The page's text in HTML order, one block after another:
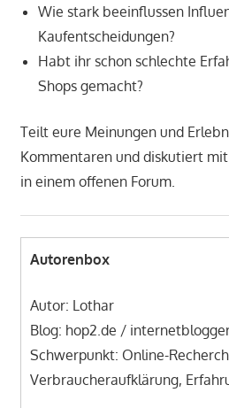
Wie stark beeinflussen
Kaufentscheidungen?
Habt ihr schon schlechte
Shops gemacht?
Teilt eure Meinungen und
Kommentaren und diskutiert
in einem offenen Forum.
Autorenbox
Autor: Lothar
Blog: hop2.de /
Schwerpunkt: Online-
Verbraucheraufklärung,